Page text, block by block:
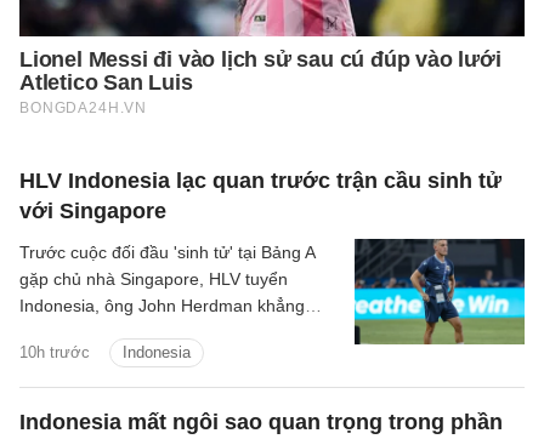
HLV Indonesia lạc quan trước trận cầu sinh tử
với Singapore
10h trước Indonesia
Trước cuộc đối đầu 'sinh tử' tại Bảng A
gặp chủ nhà Singapore, HLV tuyển
Indonesia, ông John Herdman khẳng
giành chiến thắng để giữ vững hy vọng
giành chức vô địch.
Indonesia mất ngôi sao quan trọng trong phần